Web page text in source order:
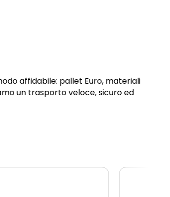
affidabile: pallet Euro, materiali
un trasporto veloce, sicuro ed